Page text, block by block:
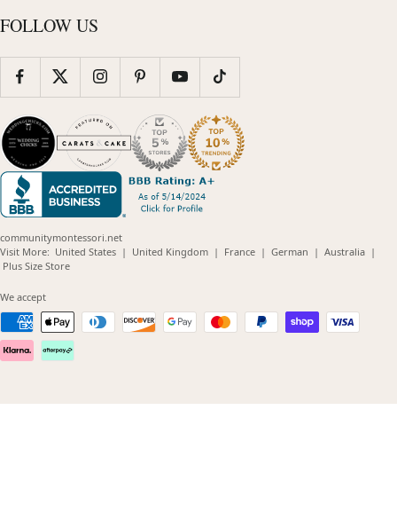
FOLLOW US
communitymontessori.net
Visit More: United States(opens
| United Kingdom(opens
| France(opens
| German (opens
| Australia(opens
|
Plus Size Store(opens
We accept